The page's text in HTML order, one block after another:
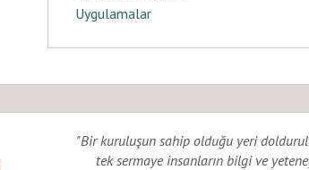
Uygulamalar
"Bir kuruluşun sahip olduğu yeri
tek sermaye insanların bilgi ve